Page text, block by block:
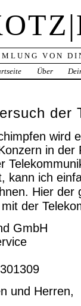
VON
Über
der
wird
in der
kann ich
Hier der
mit der
GmbH
und Herren,